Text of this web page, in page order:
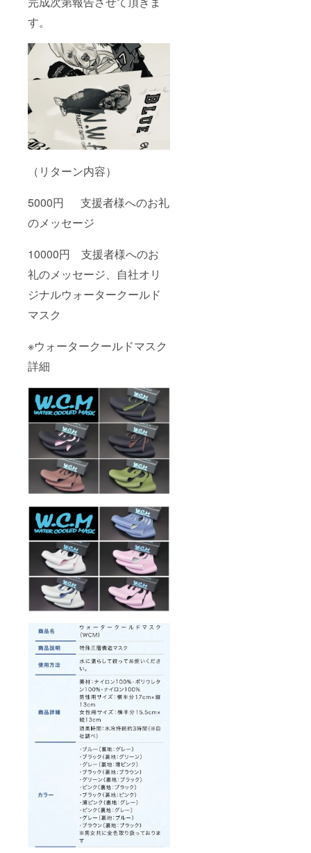
す。
（リターン内容）
5000円 支援者様へのお礼
のメッセージ
10000円 支援者様へのお
礼のメッセージ、自社オリ
ジナルウォータークールド
マスク
※ウォータークールドマスク
詳細